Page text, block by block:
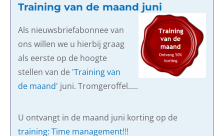
Training van de maand juni
Als nieuwsbriefabonnee van
ons willen we u hierbij graag
als eerste op de hoogte
stellen van de 'Training van
de maand' juni. Tromgeroffel.....
U ontvangt in de maand juni korting op de
training: Time management!!!